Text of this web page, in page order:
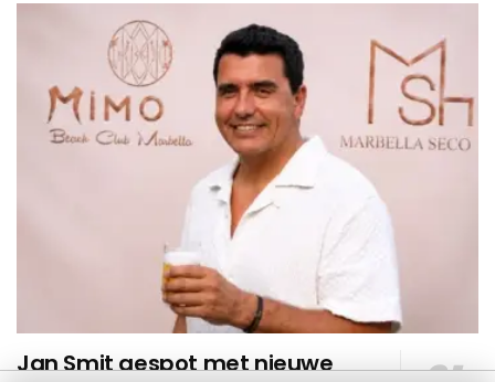
Jan Smit gespot met nieuwe